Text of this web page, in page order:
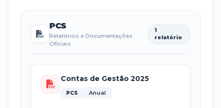
PCS
Relatórios e Documentações
Oficiais
1
relatório
Contas de Gestão 2025
PCS Anual